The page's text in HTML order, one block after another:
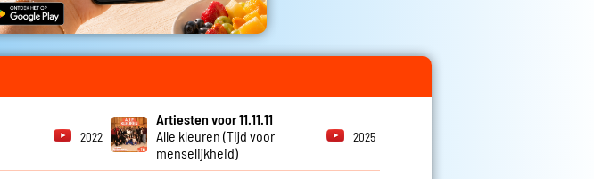
2022
Artiesten voor 11.11.11
Alle kleuren (Tijd voor
menselijkheid)
2025